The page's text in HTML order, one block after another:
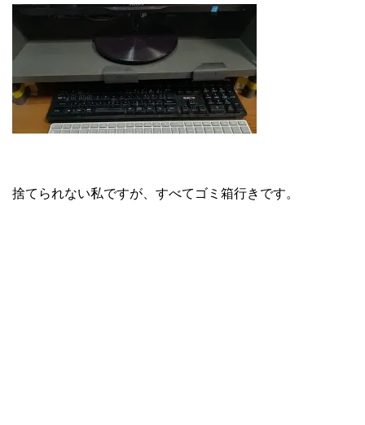
捨てられない私ですが、すべてゴミ箱行きです。